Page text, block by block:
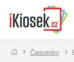
Přejít na hlavní obsah
Časopisy